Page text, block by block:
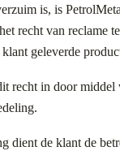
is, is
recht van reclame
geleverde
recht in door
dient de klant de